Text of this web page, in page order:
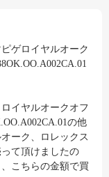
ゲロイヤルオーク
イヤルオークオフ
の他
ーク、ロレックス
て頂けましたの
こちらの金額で買